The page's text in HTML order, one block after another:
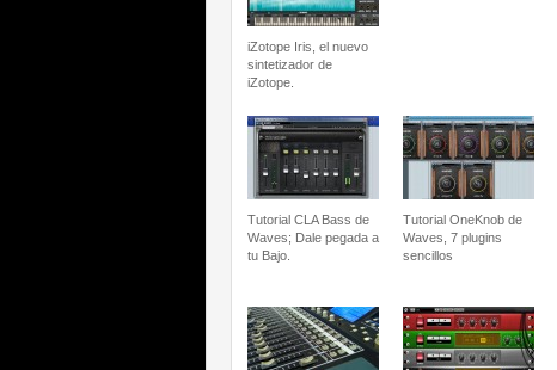
iZotope Iris, el nuevo
sintetizador de
iZotope.
Tutorial CLA Bass de
Waves; Dale pegada a
tu Bajo.
Tutorial OneKnob de
Waves, 7 plugins
sencillos